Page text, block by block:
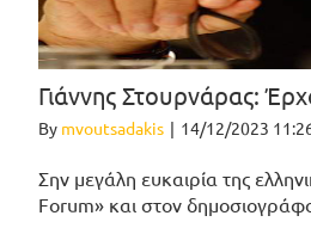
Γιάννης Στουρνάρας:
By mvoutsadakis | 14/12/2023
Σην μεγάλη ευκαιρία της
Forum» και στον